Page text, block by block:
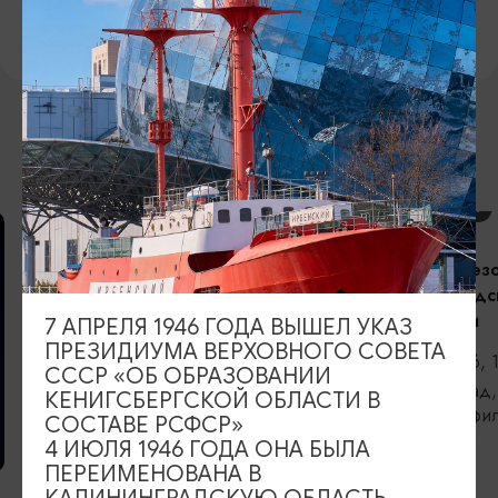
https://vk.com/tuz_sovetsk
ВОЗМОЖНО ВАС ЗАИНТЕРЕСУЕТ
ВЫСТАВКИ
КОНЦЕРТЫ
Открытие
филармонии
06.09.2026,
областная
7 АПРЕЛЯ 1946 ГОДА ВЫШЕЛ УКАЗ
ПРЕЗИДИУМА ВЕРХОВНОГО СОВЕТА
СССР «ОБ ОБРАЗОВАНИИ
КЕНИГСБЕРГСКОЙ ОБЛАСТИ В
СОСТАВЕ РСФСР»
4 ИЮЛЯ 1946 ГОДА ОНА БЫЛА
ПЕРЕИМЕНОВАНА В